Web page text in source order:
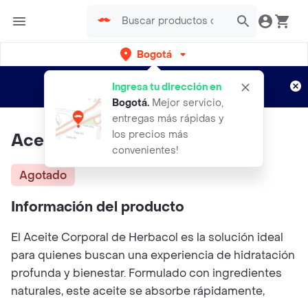
Bogotá
Ingresa tu dirección en
Bogotá. Mejor servicio,
entregas más rápidas y
los precios más
convenientes!
envíos gratis por semanas
Aplican TyC
Aceite De Coco 150ml
Agotado
Información del producto
El Aceite Corporal de Herbacol es la solución ideal
para quienes buscan una experiencia de hidratación
profunda y bienestar. Formulado con ingredientes
naturales, este aceite se absorbe rápidamente,